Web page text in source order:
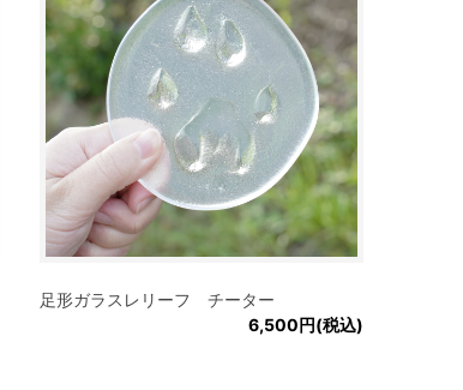
足形ガラスレリーフ チーター
6,500円(税込)